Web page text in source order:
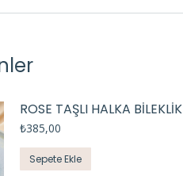
ROSE TAŞLI HALKA BİLEKLİK
₺385,00
Sepete Ekle